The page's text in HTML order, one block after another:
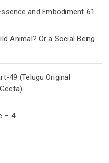
and Embodiment-61
Animal? Or a Social Being
49 (Telugu Original
– 4